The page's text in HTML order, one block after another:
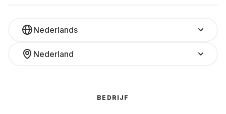
Nederlands
Nederland
BEDRIJF